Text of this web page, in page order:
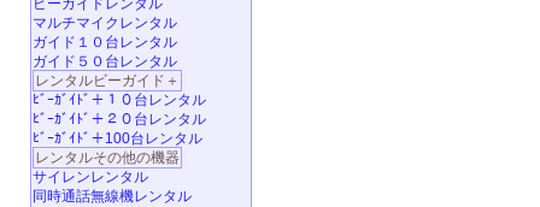
ビーガイドレンタル
マルチマイクレンタル
ガイド１０台レンタル
ガイド５０台レンタル
レンタルビーガイド＋
ﾋﾞｰｶﾞｲﾄﾞ＋１０台レンタル
ﾋﾞｰｶﾞｲﾄﾞ＋２０台レンタル
ﾋﾞｰｶﾞｲﾄﾞ＋100台レンタル
レンタルその他の機器
サイレンレンタル
同時通話無線機レンタル